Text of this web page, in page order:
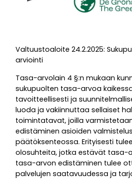
Valtuustoaloite 24.2.2025:
arviointi
Tasa-arvolain 4 §:n mukaan
sukupuolten tasa-arvoa
tavoitteellisesti ja
luoda ja vakiinnuttaa sellaiset
toimintatavat, joilla
edistäminen asioiden
päätöksenteossa. Erityisesti
olosuhteita, jotka estävät tasa-
tasa-arvon edistäminen tulee
palvelujen saatavuudessa ja